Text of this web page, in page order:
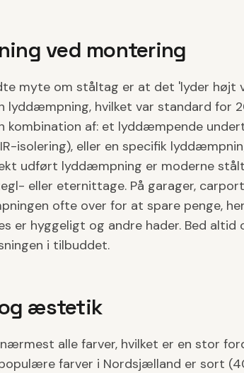
ved montering
myte om ståltag er at det 'lyder højt
lyddæmpning, hvilket var standard for
kombination af: et lyddæmpende
isolering), eller en specifik
udført lyddæmpning er moderne
eller eternittage. På garager,
ofte over for at spare penge,
er hyggeligt og andre hader. Bed altid
i tilbuddet.
æstetik
alle farver, hvilket er en stor
farver i Nordsjælland er sort